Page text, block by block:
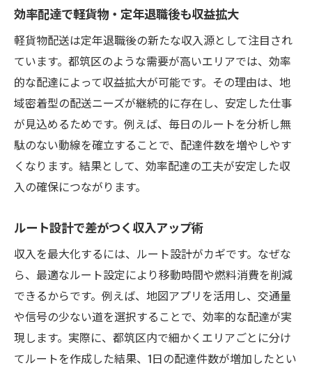
効率配達で軽貨物・定年退職後も収益拡大
軽貨物配送は定年退職後の新たな収入源として注目され
ています。都筑区のような需要が高いエリアでは、効率
的な配達によって収益拡大が可能です。その理由は、地
域密着型の配送ニーズが継続的に存在し、安定した仕事
が見込めるためです。例えば、毎日のルートを分析し無
駄のない動線を確立することで、配達件数を増やしやす
くなります。結果として、効率配達の工夫が安定した収
入の確保につながります。
ルート設計で差がつく収入アップ術
収入を最大化するには、ルート設計がカギです。なぜな
ら、最適なルート設定により移動時間や燃料消費を削減
できるからです。例えば、地図アプリを活用し、交通量
や信号の少ない道を選択することで、効率的な配達が実
現します。実際に、都筑区内で細かくエリアごとに分け
てルートを作成した結果、1日の配達件数が増加したとい